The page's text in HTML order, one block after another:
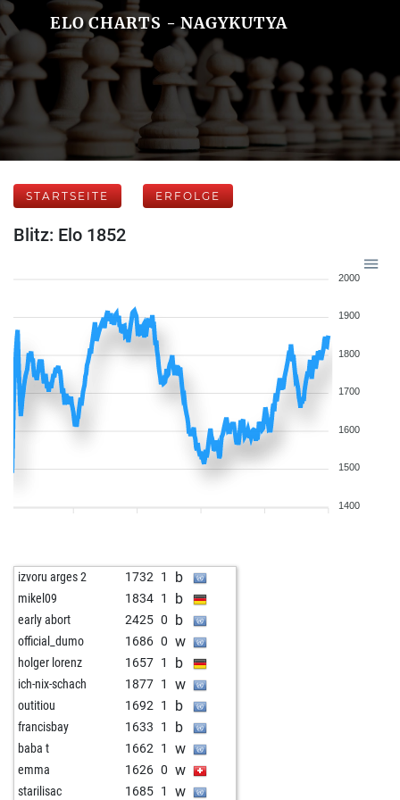
ELO CHARTS - NAGYKUTYA
STARTSEITE ERFOLGE
Blitz: Elo 1852
2000
1900
1800
1700
1600
1500
1400
izvoru arges 2 1732 1 b
mikel09 1834 1 b
early abort 2425 0 b
official_dumo 1686 0 w
holger lorenz 1657 1 b
ich-nix-schach 1877 1 w
outitiou 1692 1 b
francisbay 1633 1 b
baba t 1662 1 w
emma 1626 0 w
starilisac 1685 1 w